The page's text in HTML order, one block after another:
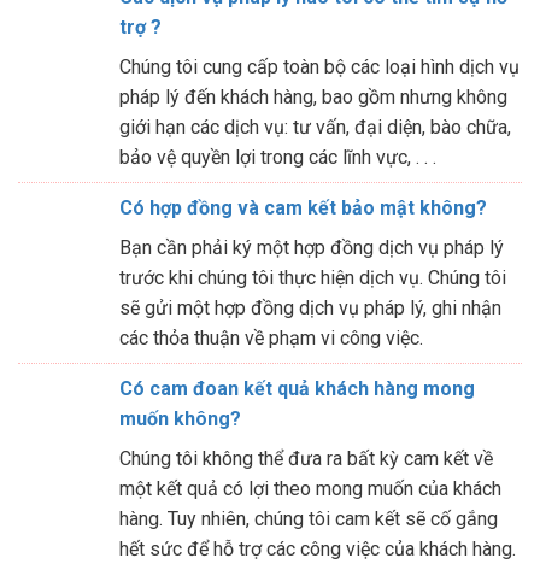
trợ ?
Chúng tôi cung cấp toàn bộ các loại hình dịch vụ
pháp lý đến khách hàng, bao gồm nhưng không
giới hạn các dịch vụ: tư vấn, đại diện, bào chữa,
bảo vệ quyền lợi trong các lĩnh vực, . . .
Có hợp đồng và cam kết bảo mật không?
Bạn cần phải ký một hợp đồng dịch vụ pháp lý
trước khi chúng tôi thực hiện dịch vụ. Chúng tôi
sẽ gửi một hợp đồng dịch vụ pháp lý, ghi nhận
các thỏa thuận về phạm vi công việc.
Có cam đoan kết quả khách hàng mong
muốn không?
Chúng tôi không thể đưa ra bất kỳ cam kết về
một kết quả có lợi theo mong muốn của khách
hàng. Tuy nhiên, chúng tôi cam kết sẽ cố gắng
hết sức để hỗ trợ các công việc của khách hàng.